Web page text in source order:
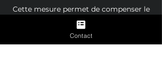
Cette mesure permet de compenser le
temps réservé et l’indisponibilité du
créneau.
🔄 Report de rendez-vous
Contact